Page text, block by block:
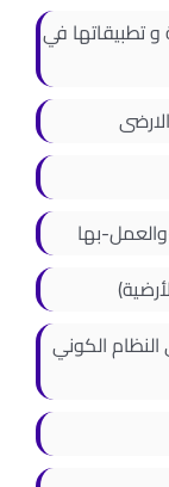
تطبيقاتها في
بها
الكوني